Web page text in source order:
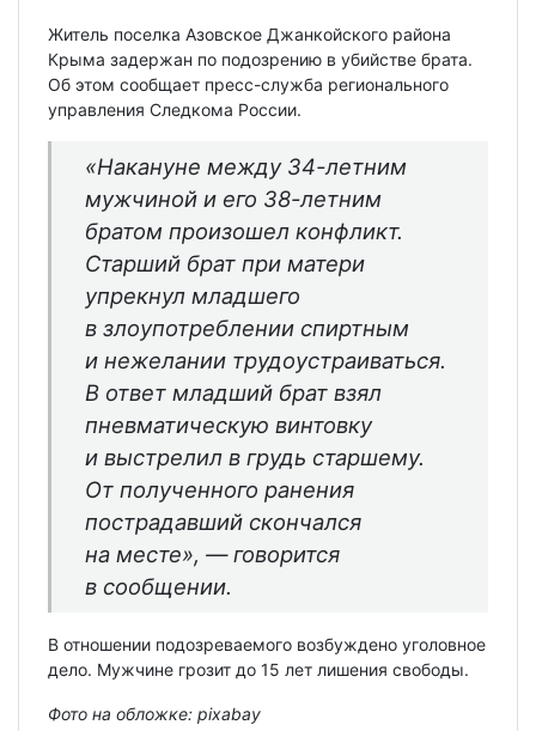
Житель поселка Азовское Джанкойского района
Крыма задержан по подозрению в убийстве брата.
Об этом сообщает пресс-служба регионального
управления Следкома России.
«Накануне между 34-летним
мужчиной и его 38-летним
братом произошел конфликт.
Старший брат при матери
упрекнул младшего
в злоупотреблении спиртным
и нежелании трудоустраиваться.
В ответ младший брат взял
пневматическую винтовку
и выстрелил в грудь старшему.
От полученного ранения
пострадавший скончался
на месте», — говорится
в сообщении.
В отношении подозреваемого возбуждено уголовное
дело. Мужчине грозит до 15 лет лишения свободы.
Фото на обложке: pixabay